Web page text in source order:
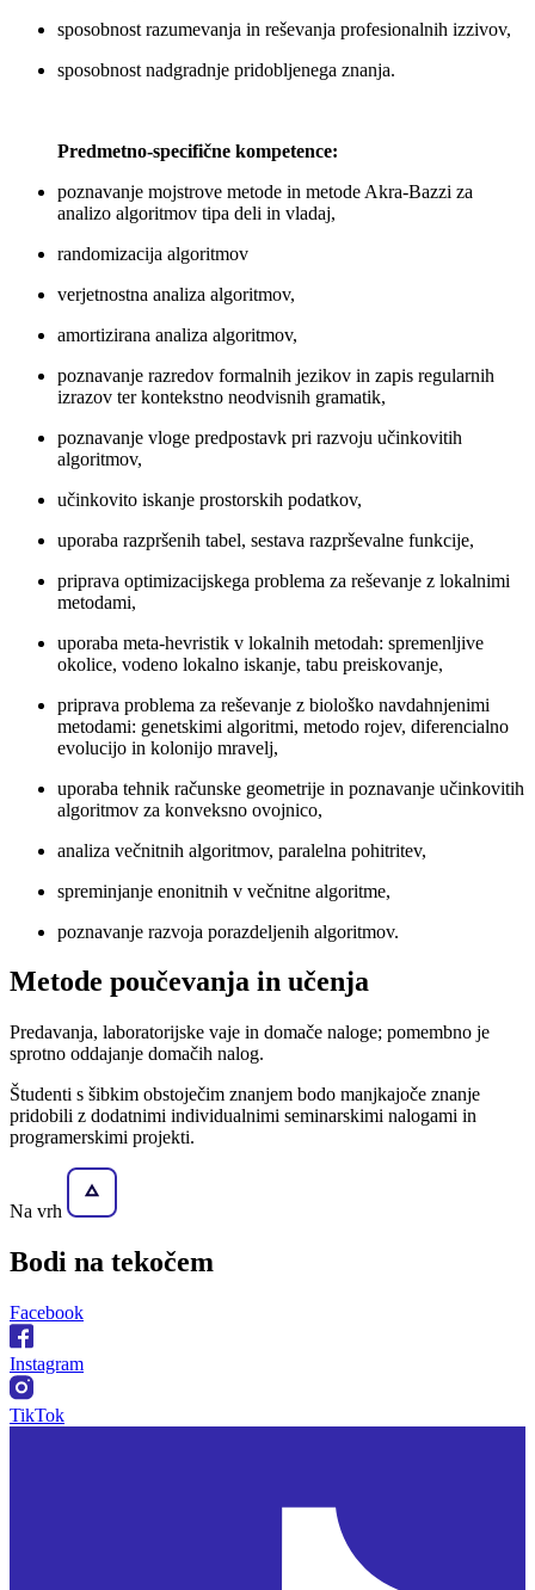
sposobnost razumevanja in reševanja profesionalnih izzivov,
sposobnost nadgradnje pridobljenega znanja.
Predmetno-specifične kompetence:
poznavanje mojstrove metode in metode Akra-Bazzi za
analizo algoritmov tipa deli in vladaj,
randomizacija algoritmov
verjetnostna analiza algoritmov,
amortizirana analiza algoritmov,
poznavanje razredov formalnih jezikov in zapis regularnih
izrazov ter kontekstno neodvisnih gramatik,
poznavanje vloge predpostavk pri razvoju učinkovitih
algoritmov,
učinkovito iskanje prostorskih podatkov,
uporaba razpršenih tabel, sestava razprševalne funkcije,
priprava optimizacijskega problema za reševanje z lokalnimi
metodami,
uporaba meta-hevristik v lokalnih metodah: spremenljive
okolice, vodeno lokalno iskanje, tabu preiskovanje,
priprava problema za reševanje z biološko navdahnjenimi
metodami: genetskimi algoritmi, metodo rojev, diferencialno
evolucijo in kolonijo mravelj,
uporaba tehnik računske geometrije in poznavanje učinkovitih
algoritmov za konveksno ovojnico,
analiza večnitnih algoritmov, paralelna pohitritev,
spreminjanje enonitnih v večnitne algoritme,
poznavanje razvoja porazdeljenih algoritmov.
Metode poučevanja in učenja
Predavanja, laboratorijske vaje in domače naloge; pomembno je
sprotno oddajanje domačih nalog.
Študenti s šibkim obstoječim znanjem bodo manjkajoče znanje
pridobili z dodatnimi individualnimi seminarskimi nalogami in
programerskimi projekti.
Na vrh
Bodi na tekočem
Facebook
Instagram
TikTok